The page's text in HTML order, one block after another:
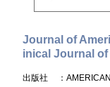
Journal of
inical Journal
出版社 ：